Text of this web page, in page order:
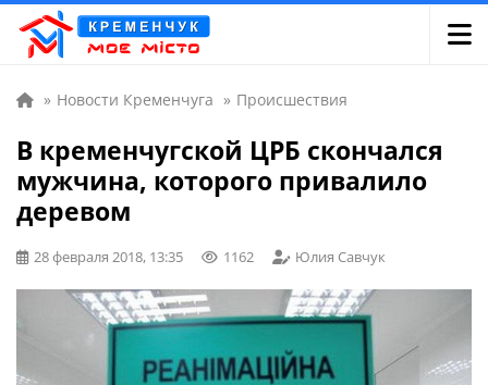
» Новости Кременчуга » Происшествия
В кременчугской ЦРБ скончался
мужчина, которого привалило
деревом
28 февраля 2018, 13:35 1162 Юлия Савчук